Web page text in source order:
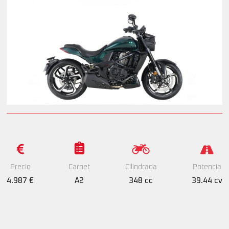
Precio
4.987 €
Carnet
A2
Cilindrada
348 cc
Potencia
39.44 cv